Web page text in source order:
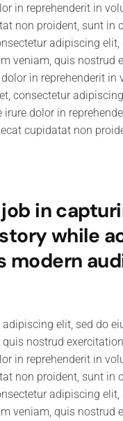
in reprehenderit in
non proident, sunt
adipiscing
veniam, quis
in reprehenderit
consectetur
dolor in
cupidatat non
in
while
modern
elit, sed do
nostrud
in reprehenderit in
non proident, sunt
adipiscing
veniam, quis